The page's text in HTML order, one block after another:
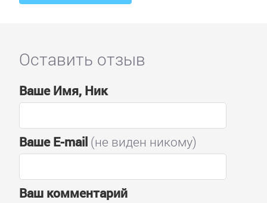
Оставить отзыв
Ваше Имя, Ник
Ваше E-mail(не виден никому)
Ваш комментарий